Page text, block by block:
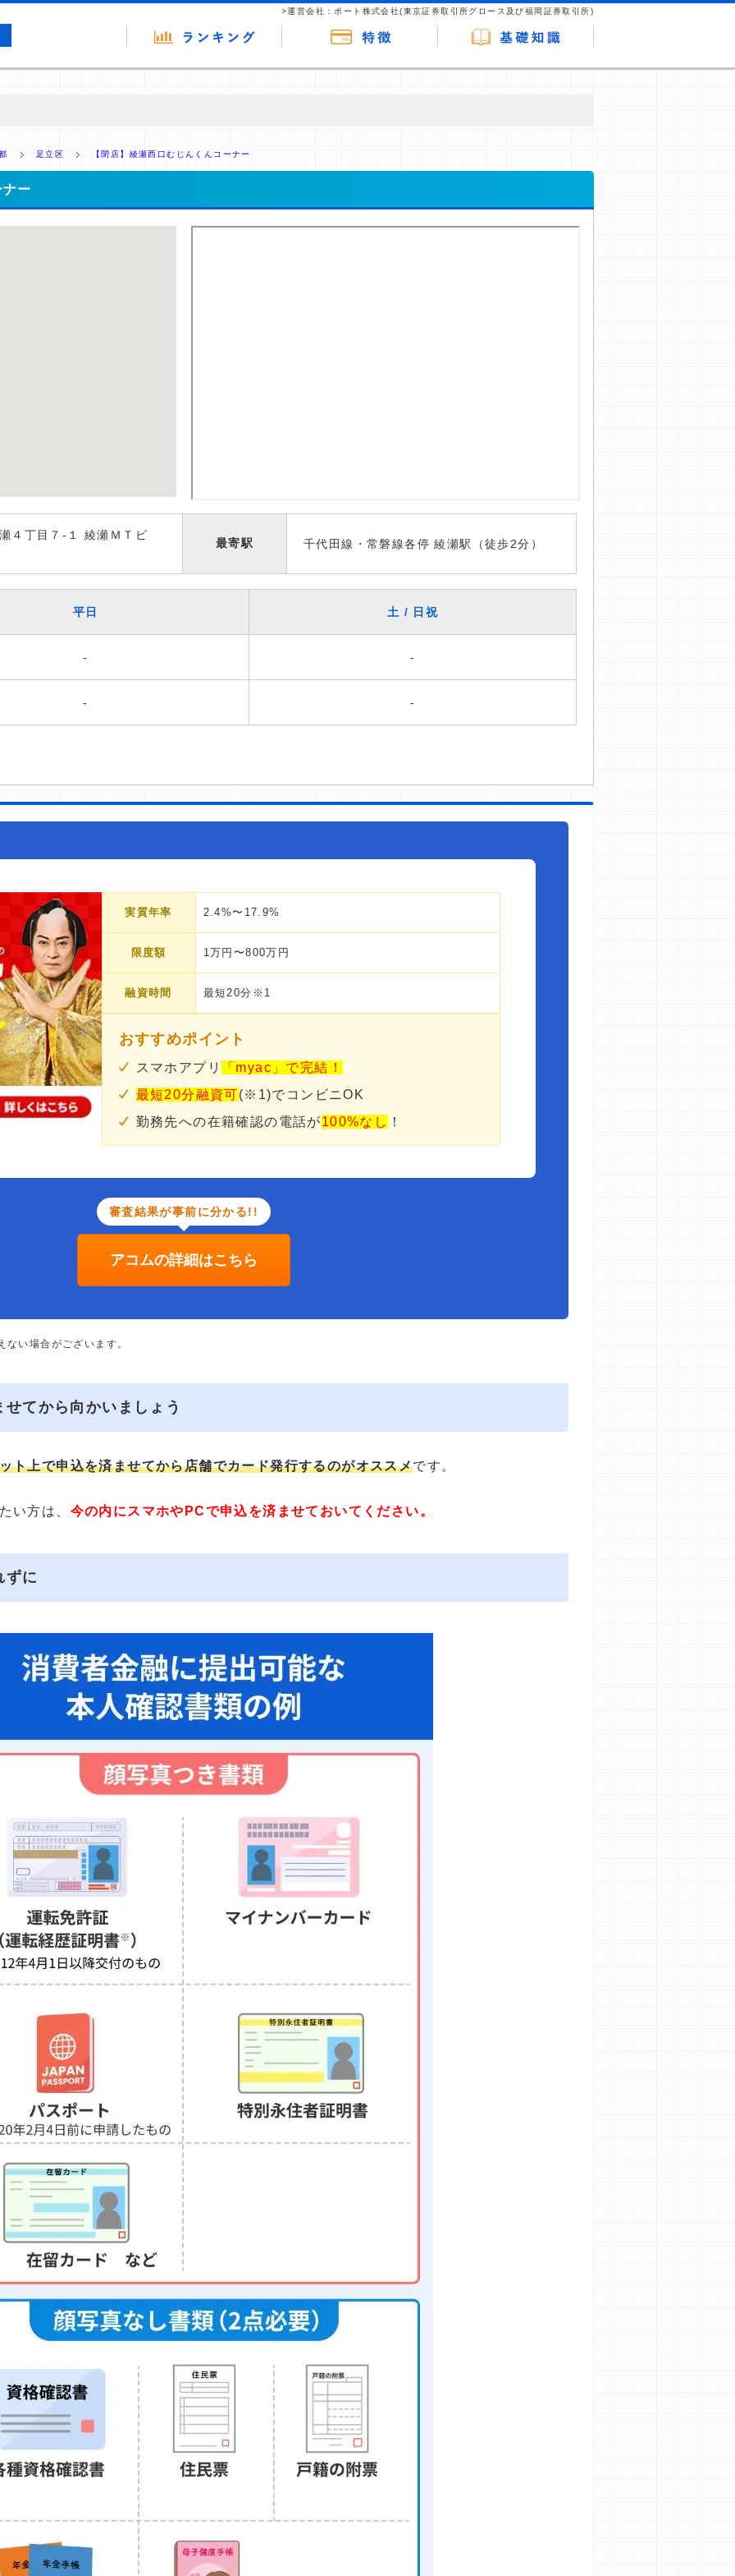
>運営会社：ポート株式会社(東京証券取引所グロース及び福岡証券取引所)
供を行っています。
足立区 【閉店】綾瀬西口むじんくんコーナー
ー
４丁目７-１ 綾瀬ＭＴビ
最寄駅 千代田線・常磐線各停 綾瀬駅（徒歩2分）
平日 土 / 日祝
- -
- -
実質年率 2.4%〜17.9%
限度額 1万円〜800万円
融資時間 最短20分※1
おすすめポイント
スマホアプリ
「myac」で完結！
最短20分融資可(※1)でコンビニOK
勤務先への在籍確認の電話が100%なし ！
審査結果が事前に分かる!!
アコムの詳細はこちら
い場合がございます。
てから向かいましょう
ト上で申込を済ませてから店舗でカード発行するのがオススメです。
い方は、 今の内にスマホやPCで申込を済ませておいてください。
ずに